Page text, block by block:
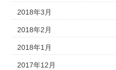
2018年3月
2018年2月
2018年1月
2017年12月